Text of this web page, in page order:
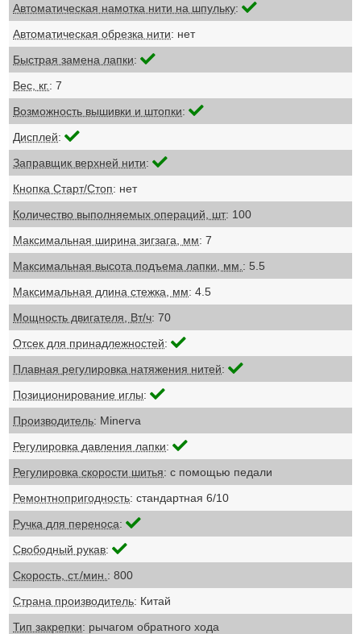
Автоматическая намотка нити на шпульку:
Автоматическая обрезка нити: нет
Быстрая замена лапки:
Вес, кг.: 7
Возможность вышивки и штопки:
Дисплей:
Заправщик верхней нити:
Кнопка Старт/Стоп: нет
Количество выполняемых операций, шт: 100
Максимальная ширина зигзага, мм: 7
Максимальная высота подъема лапки, мм. : 5.5
Максимальная длина стежка, мм: 4.5
Мощность двигателя, Вт/ч: 70
Отсек для принадлежностей:
Плавная регулировка натяжения нитей:
Позиционирование иглы:
Производитель: Minerva
Регулировка давления лапки:
Регулировка скорости шитья: с помощью педали
Ремонтнопригодность: стандартная 6/10
Ручка для переноса:
Свободный рукав:
Скорость, ст./мин. : 800
Страна производитель: Китай
Тип закрепки: рычагом обратного хода